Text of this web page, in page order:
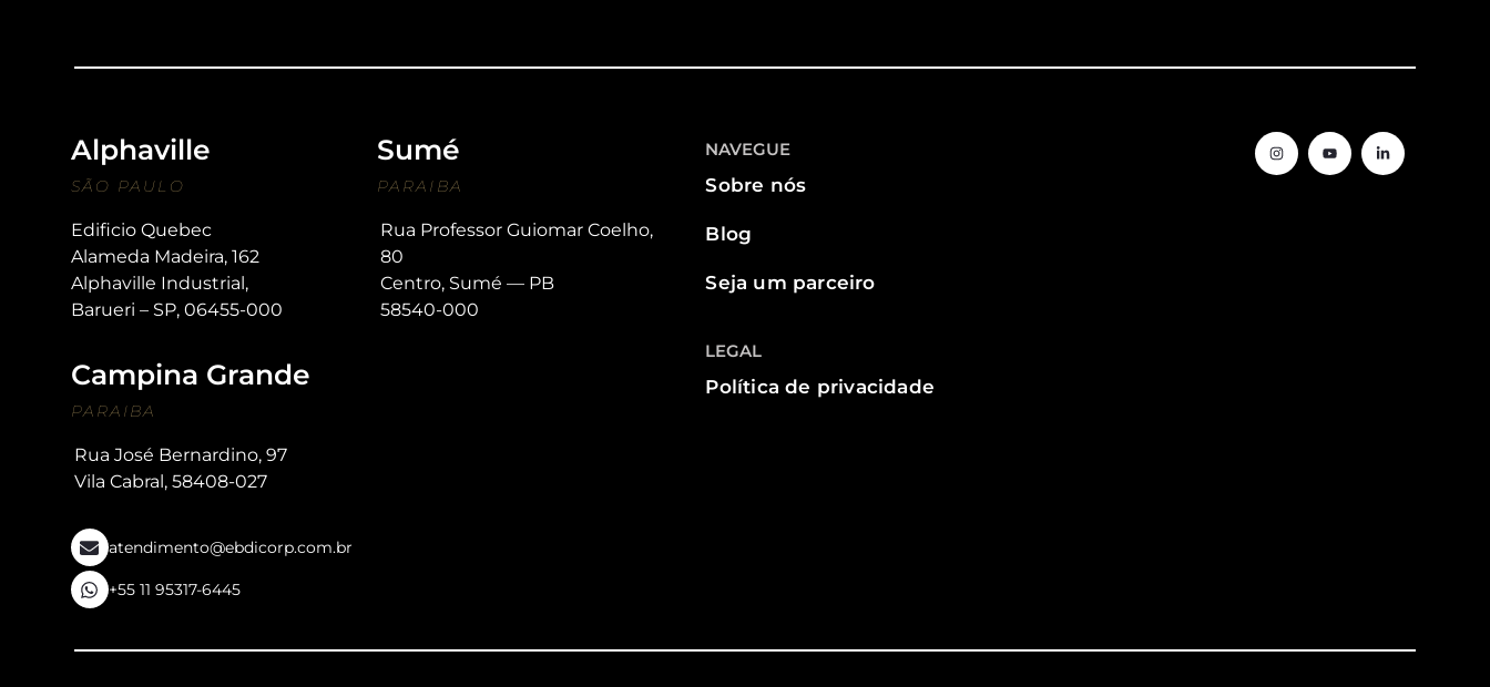
Alphaville Sumé
SÃO PAULO PARAIBA
Edificio Quebec
Alameda Madeira, 162
Alphaville Industrial,
Barueri – SP, 06455-000
Rua Professor Guiomar Coelho,
80
Centro, Sumé — PB
58540-000
Campina Grande
PARAIBA
Rua José Bernardino, 97
Vila Cabral, 58408-027
atendimento@ebdicorp.com.br
+55 11 95317-6445
NAVEGUE
Sobre nós
Blog
Seja um parceiro
LEGAL
Política de privacidade